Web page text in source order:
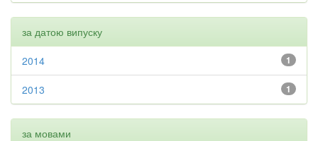
за датою випуску
1
2014
1
2013
за мовами